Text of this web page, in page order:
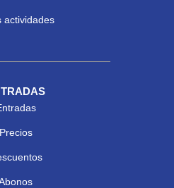
actividades
Precios